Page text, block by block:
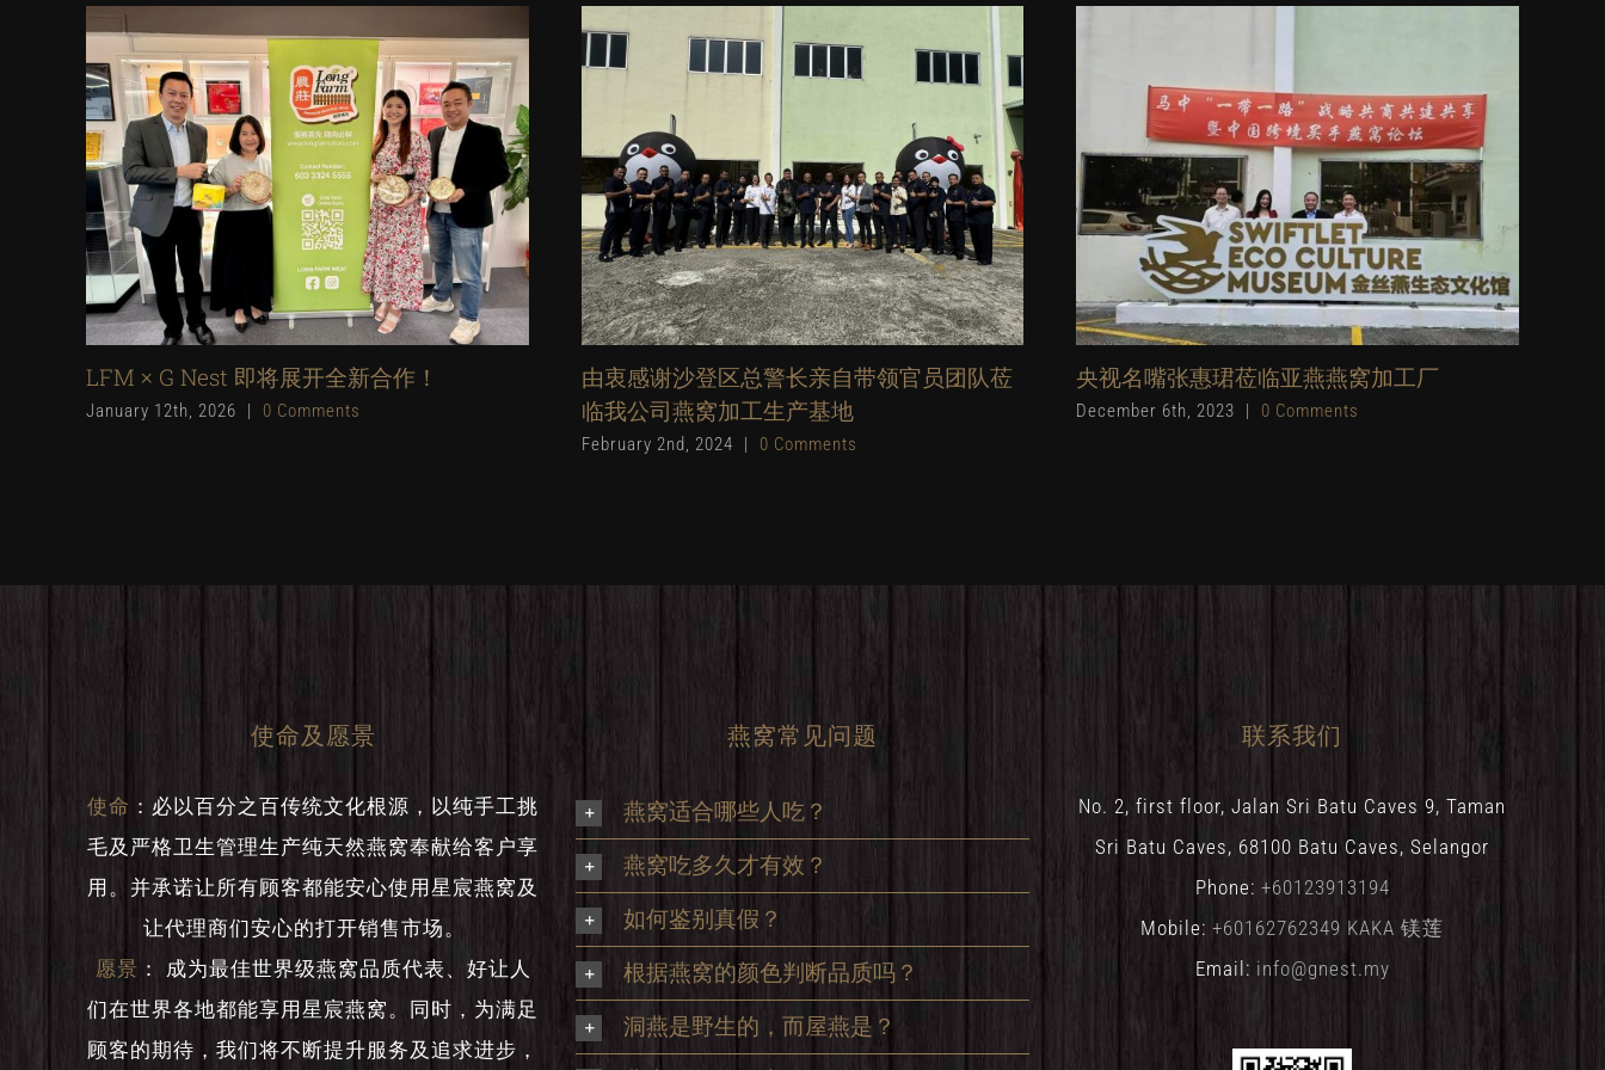
LFM × G Nest 即将展开全新合作！
January 12th, 2026 | 0 Comments
由衷感谢沙登区总警长亲自带领官员团队莅
临我公司燕窝加工生产基地
February 2nd, 2024 | 0 Comments
央视名嘴张惠珺莅临亚燕燕窝加工厂
December 6th, 2023 | 0 Comments
使命及愿景
使命 ： 必以百分之百传统文化根源，以纯手工挑
毛及严格卫生管理生产纯天然燕窝奉献给客户享
用。并承诺让所有顾客都能安心使用星宸燕窝及
让代理商们安心的打开销售市场。
愿景 ：
成为最佳世界级燕窝品质代表、好让人
们在世界各地都能享用星宸燕窝。同时，为满足
顾客的期待，我们将不断提升服务及追求进步，
燕窝常见问题
燕窝适合哪些人吃？
燕窝吃多久才有效？
如何鉴别真假？
根据燕窝的颜色判断品质吗？
洞燕是野生的，而屋燕是？
联系我们
No. 2, first floor, Jalan Sri Batu Caves 9, Taman
Sri Batu Caves, 68100 Batu Caves, Selangor
Phone: +60123913194
Mobile: +60162762349 KAKA 镁莲
Email: info@gnest.my